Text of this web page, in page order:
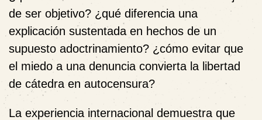
de ser objetivo? ¿qué diferencia una
explicación sustentada en hechos de un
supuesto adoctrinamiento? ¿cómo evitar que
el miedo a una denuncia convierta la libertad
de cátedra en autocensura?
La experiencia internacional demuestra que